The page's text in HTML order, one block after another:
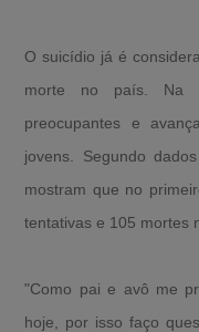
O suicídio já é
morte no país. Na
preocupantes e
jovens. Segundo
mostram que no
tentativas e 105 mortes
"Como pai e avô me
hoje, por isso faço